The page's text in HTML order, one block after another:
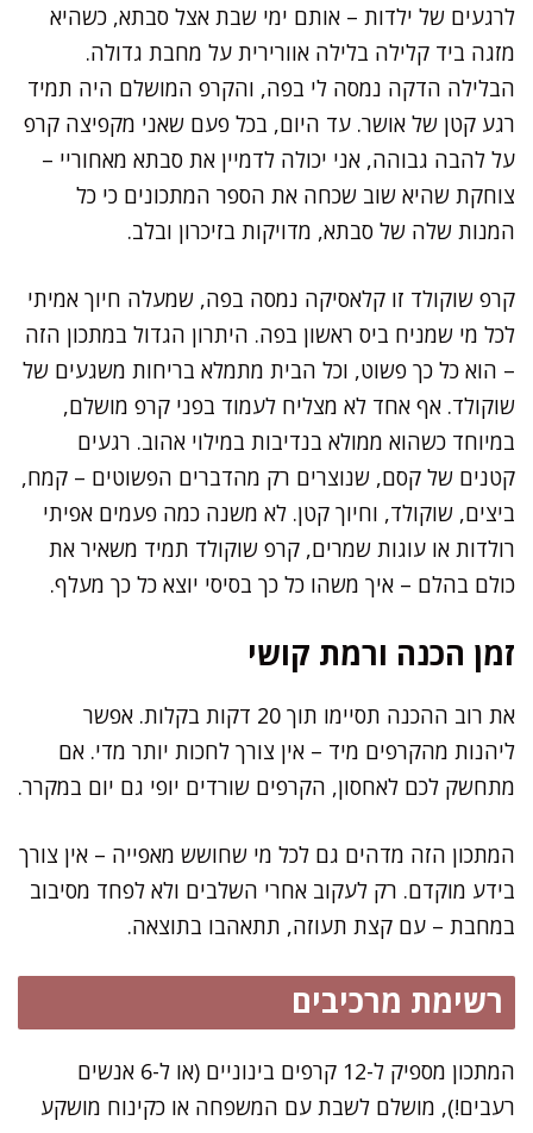
לרגעים של ילדות – אותם ימי שבת אצל סבתא, כשהיא
מזגה ביד קלילה בלילה אוורירית על מחבת גדולה.
הבלילה הדקה נמסה לי בפה, והקרפ המושלם היה תמיד
רגע קטן של אושר. עד היום, בכל פעם שאני מקפיצה קרפ
על להבה גבוהה, אני יכולה לדמיין את סבתא מאחוריי –
צוחקת שהיא שוב שכחה את הספר המתכונים כי כל
המנות שלה של סבתא, מדויקות בזיכרון ובלב.
קרפ שוקולד זו קלאסיקה נמסה בפה, שמעלה חיוך אמיתי
לכל מי שמניח ביס ראשון בפה. היתרון הגדול במתכון הזה
– הוא כל כך פשוט, וכל הבית מתמלא בריחות משגעים של
שוקולד. אף אחד לא מצליח לעמוד בפני קרפ מושלם,
במיוחד כשהוא ממולא בנדיבות במילוי אהוב. רגעים
קטנים של קסם, שנוצרים רק מהדברים הפשוטים – קמח,
ביצים, שוקולד, וחיוך קטן. לא משנה כמה פעמים אפיתי
רולדות או עוגות שמרים, קרפ שוקולד תמיד משאיר את
כולם בהלם – איך משהו כל כך בסיסי יוצא כל כך מעלף.
זמן הכנה ורמת קושי
את רוב ההכנה תסיימו תוך 20 דקות בקלות. אפשר
ליהנות מהקרפים מיד – אין צורך לחכות יותר מדי. אם
מתחשק לכם לאחסון, הקרפים שורדים יופי גם יום במקרר.
המתכון הזה מדהים גם לכל מי שחושש מאפייה – אין צורך
בידע מוקדם. רק לעקוב אחרי השלבים ולא לפחד מסיבוב
במחבת – עם קצת תעוזה, תתאהבו בתוצאה.
רשימת מרכיבים
המתכון מספיק ל-12 קרפים בינוניים (או ל-6 אנשים
רעבים!), מושלם לשבת עם המשפחה או כקינוח מושקע